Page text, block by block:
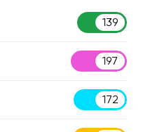
139
197
172